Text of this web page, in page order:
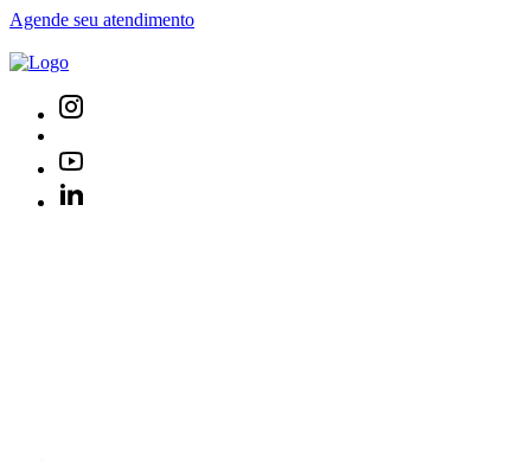
Agende seu atendimento